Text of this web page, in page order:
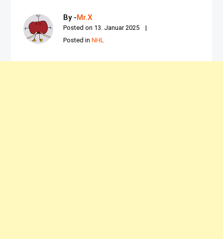
By -Mr.X
Posted on 13. Januar 2025
Posted inNHL